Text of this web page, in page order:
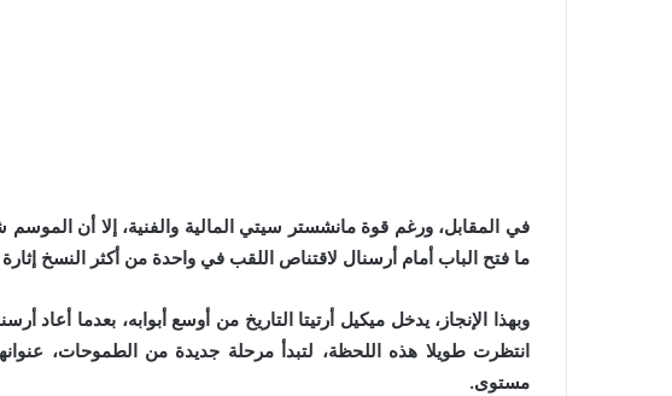
في المقابل، ورغم قوة مانشستر سيتي المالية والفنية، إلا أن
ما فتح الباب أمام أرسنال لاقتناص اللقب في واحدة من أكثر النسخ
وبهذا الإنجاز، يدخل ميكيل أرتيتا التاريخ من أوسع أبوابه، بعدما أعاد
انتظرت طويلا هذه اللحظة، لتبدأ مرحلة جديدة من الطموحات،
مستوى.